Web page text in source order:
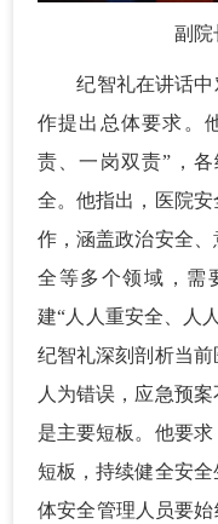
副院
纪智礼在讲话中
作提出总体要求。
责、一岗双责”，
全。他指出，医院
作，涵盖政治安全
全等多个领域，需
建“人人重安全、人
纪智礼深刻剖析当
人为错误，应急预
是主要短板。他要
短板，持续健全安
体安全管理人员要始